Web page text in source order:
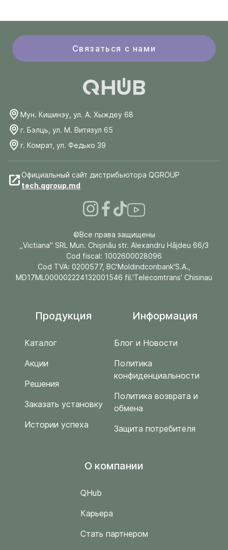
Связаться с нами
Мун. Кишинэу, ул. А. Хыждеу 68
г. Бэлць, ул. М. Витязул 65
г. Комрат, ул. Федько 39
Официальный сайт дистрибьютора QGROUP
tech.qgroup.md
©Все права защищены
„Victiana" SRL Mun. Chişinău str. Alexandru Hâjdeu 66/3
Cod fiscal: 1002600028096
Cod TVA: 0200577, BC'Moldindconbank'S.A.,
MD17ML000002224132001546 fil.'Telecomtrans' Chisinau
Продукция
Каталог
Акции
Решения
Заказать установку
Истории успеха
Информация
Блог и Новости
Политика
конфиденциальности
Политика возврата и
обмена
Защита потребителя
O компании
QHub
Карьера
Стать партнером